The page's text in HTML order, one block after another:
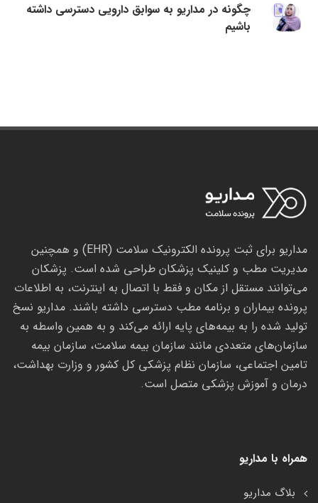
چگونه در مداریو به سوابق دارویی دسترسی داشته
باشیم
مداریو برای ثبت پرونده الکترونیک سلامت (EHR) و همچنین
مدیریت مطب و کلینیک پزشکان طراحی شده است. پزشکان
می‌توانند مستقل از مکان و فقط با اتصال به اینترنت، به اطلاعات
پرونده بیماران و برنامه مطب دسترسی داشته باشند. مداریو نسخ
تولید شده را به بیمه‌های پایه ارائه می‌کند و به همین واسطه به
سازمان‌های متعددی مانند سازمان بیمه سلامت، سازمان بیمه
تامین اجتماعی، سازمان نظام پزشکی کل کشور و وزارت بهداشت،
درمان و آموزش پزشکی متصل است.
همراه با مداریو
بلاگ مداریو